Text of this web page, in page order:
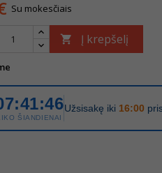
Su mokesčiais
 Į krepšelį
ŠIANDIENAI
Užsisakę iki 16:00